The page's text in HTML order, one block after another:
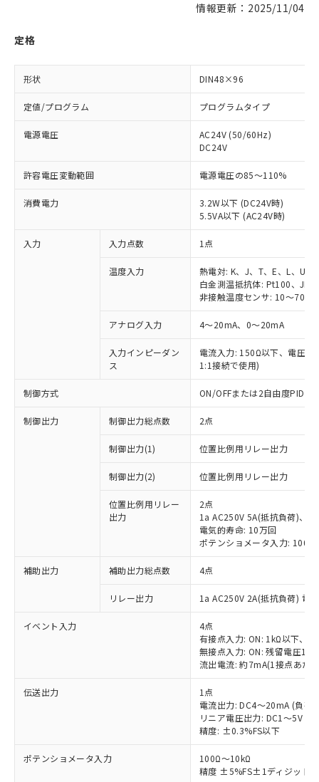
情報更新：2025/11/04
定格
形状 DIN48×96
定値/プログラム プログラムタイプ
電源電圧
AC24V (50/60Hz)
DC24V
許容電圧変動範囲 電源電圧の85～110%
消費電力
3.2W以下 (DC24V時)
5.5VA以下 (AC24V時)
入力 入力点数 1点
温度入力
熱電対: K、J、T、E、L、U
白金測温抵抗体: Pt100、
非接触温度センサ: 10～
アナログ入力 4～20mA、0～20mA
入力インピーダン
ス
電流入力: 150Ω以下、電圧入
1:1接続で使用)
制御方式 ON/OFFまたは2自由度PID（
制御出力 制御出力総点数 2点
制御出力(1) 位置比例用リレー出力
制御出力(2) 位置比例用リレー出力
位置比例用リレー
出力
2点
1a AC250V 5A(抵抗負荷)、
電気的寿命: 10万回
ポテンショメータ入力: 100Ω
補助出力 補助出力総点数 4点
リレー出力 1a AC250V 2A(抵抗負荷) 電
イベント入力
4点
有接点入力: ON: 1kΩ以下、
無接点入力: ON: 残留電圧
流出電流: 約7mA(1接点あた
伝送出力
1点
電流出力: DC4～20mA (負
リニア電圧出力: DC1～5V
精度: ±0.3%FS以下
ポテンショメータ入力
100Ω～10kΩ
精度 ±5%FS±1ディジット